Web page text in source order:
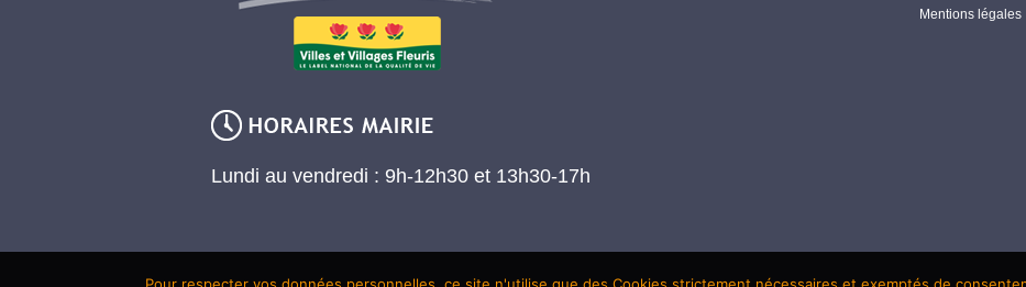
Lundi au vendredi : 9h-12h30 et 13h30-17h
Mentions légales